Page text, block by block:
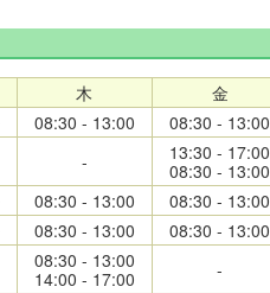
木 金
08:30 - 13:00 08:30 - 13:00
-
13:30 - 17:00
08:30 - 13:00
08:30 - 13:00 08:30 - 13:00
08:30 - 13:00 08:30 - 13:00
08:30 - 13:00
14:00 - 17:00
-